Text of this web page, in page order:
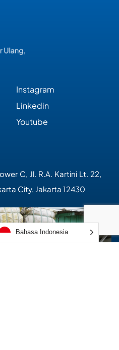
Instagram
Linkedin
Youtube
C, Jl. R.A. Kartini Lt. 22,
City, Jakarta 12430
Bahasa Indonesia